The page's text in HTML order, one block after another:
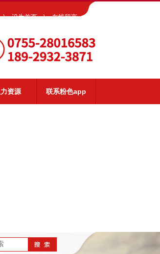
设为首页\在线留言
力资源 联系粉色app